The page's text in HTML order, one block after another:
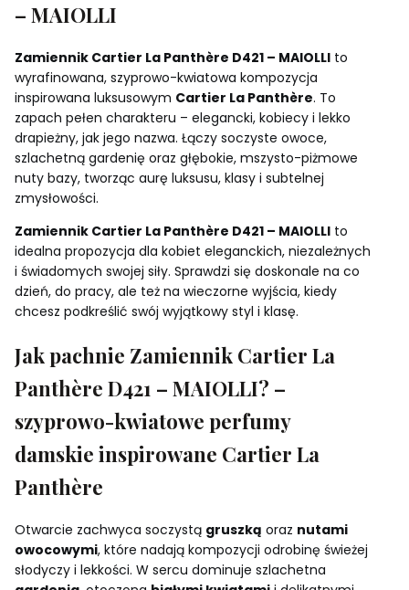
– MAIOLLI
Zamiennik Cartier La Panthère D421 – MAIOLLI to
wyrafinowana, szyprowo-kwiatowa kompozycja
inspirowana luksusowym Cartier La Panthère. To
zapach pełen charakteru – elegancki, kobiecy i lekko
drapieżny, jak jego nazwa. Łączy soczyste owoce,
szlachetną gardenię oraz głębokie, mszysto-piżmowe
nuty bazy, tworząc aurę luksusu, klasy i subtelnej
zmysłowości.
Zamiennik Cartier La Panthère D421 – MAIOLLI to
idealna propozycja dla kobiet eleganckich, niezależnych
i świadomych swojej siły. Sprawdzi się doskonale na co
dzień, do pracy, ale też na wieczorne wyjścia, kiedy
chcesz podkreślić swój wyjątkowy styl i klasę.
Jak pachnie Zamiennik Cartier La
Panthère D421 – MAIOLLI? –
szyprowo-kwiatowe perfumy
damskie inspirowane Cartier La
Panthère
Otwarcie zachwyca soczystą gruszką oraz nutami
owocowymi, które nadają kompozycji odrobinę świeżej
słodyczy i lekkości. W sercu dominuje szlachetna